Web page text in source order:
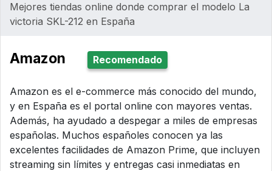
Mejores tiendas online donde comprar el modelo La
victoria ‎SKL-212 en España
Amazon Recomendado
Amazon es el e-commerce más conocido del mundo,
y en España es el portal online con mayores ventas.
Además, ha ayudado a despegar a miles de empresas
españolas. Muchos españoles conocen ya las
excelentes facilidades de Amazon Prime, que incluyen
streaming sin límites y entregas casi inmediatas en